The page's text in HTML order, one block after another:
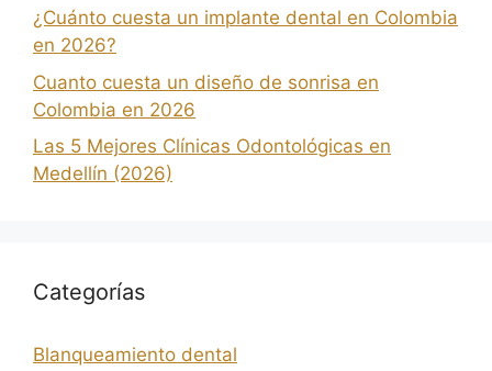
¿Cuánto cuesta un implante dental en Colombia
en 2026?
Cuanto cuesta un diseño de sonrisa en
Colombia en 2026
Las 5 Mejores Clínicas Odontológicas en
Medellín (2026)
Categorías
Blanqueamiento dental